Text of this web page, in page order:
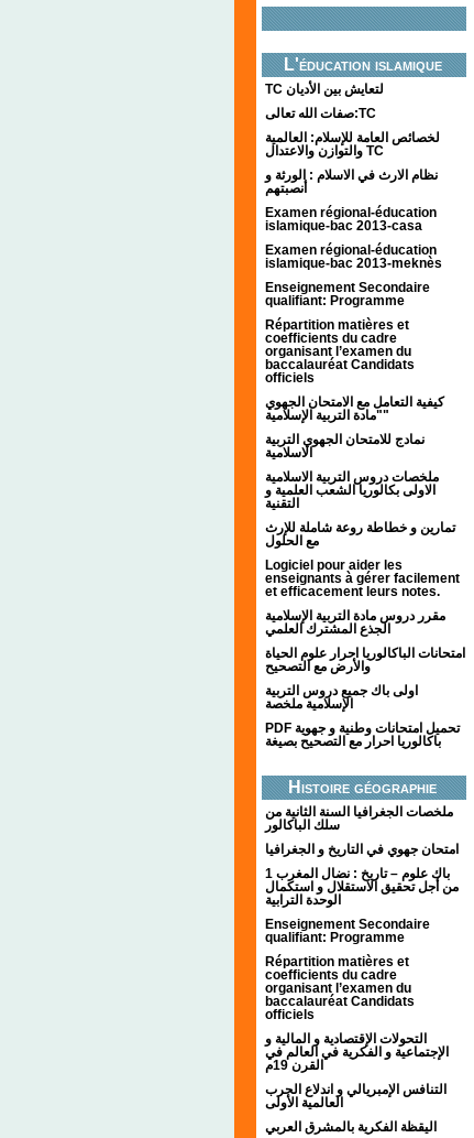
L'éducation islamique
TC لتعايش بين الأديان
صفات الله تعالى:TC
لخصائص العامة للإسلام: العالمية
والتوازن والاعتدال TC
نظام الارث في الاسلام : الورثة و
أنصبتهم
Examen régional-éducation
islamique-bac 2013-casa
Examen régional-éducation
islamique-bac 2013-meknès
Enseignement Secondaire
qualifiant: Programme
Répartition matières et
coefficients du cadre
organisant l’examen du
baccalauréat Candidats
officiels
كيفية التعامل مع الامتحان الجهوي
"مادة التربية الإسلامية"
نمادج للامتحان الجهوي التربية
الاسلامية
ملخصات دروس التربية الاسلامية
الاولى بكالوريا الشعب العلمية و
التقنية
تمارين و خطاطة روعة شاملة للإرث
مع الحلول
Logiciel pour aider les
enseignants à gérer facilement
et efficacement leurs notes.
مقرر دروس مادة التربية الإسلامية
الجذع المشترك العلمي
امتحانات الباكالوريا احرار علوم الحياة
والأرض مع التصحيح
اولى باك جميع دروس التربية
الإسلامية ملخصة
PDF تحميل امتحانات وطنية و جهوية
باكالوريا احرار مع التصحيح بصيغة
Histoire géographie
ملخصات الجغرافيا السنة الثانية من
سلك الباكالور
امتحان جهوي في التاريخ و الجغرافيا
1 باك علوم – تاريخ : نضال المغرب
من أجل تحقيق الاستقلال و استكمال
الوحدة الترابية
Enseignement Secondaire
qualifiant: Programme
Répartition matières et
coefficients du cadre
organisant l’examen du
baccalauréat Candidats
officiels
التحولات الإقتصادية و المالية و
الإجتماعية و الفكرية في العالم في
القرن 19م
التنافس الإمبريالي و اندلاع الحرب
العالمية الأولى
اليقظة الفكرية بالمشرق العربي